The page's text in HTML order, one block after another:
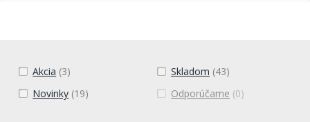
Akcia (3) Skladom (43)
Novinky (19) Odporúčame (0)